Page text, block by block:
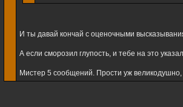
И ты давай кончай с оценочными
А если сморозил глупость, и тебе на это
Мистер 5 сообщений. Прости уж